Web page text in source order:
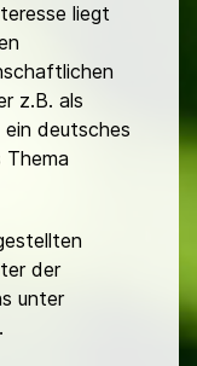
liegt
z.B. als
deutsches
der
unter